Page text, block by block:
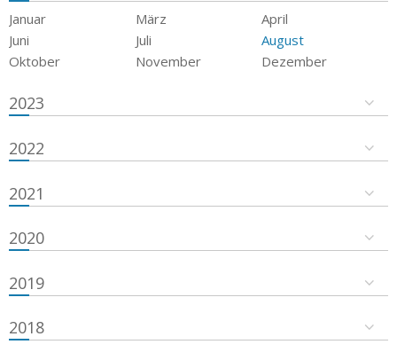
Januar März
April
Juni
Juli
August
Oktober
November Dezember
2023
2022
2021
2020
2019
2018